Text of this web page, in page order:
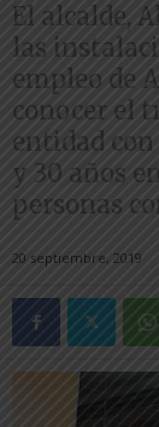
El alcalde,
las
empleo de
conocer el
entidad
y 30 años
personas
20 septiembre, 2019